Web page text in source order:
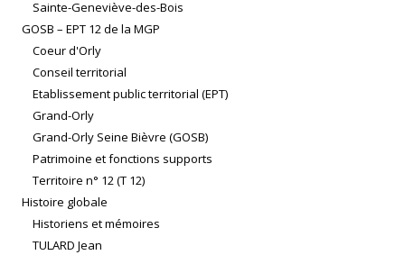
Sainte-Geneviève-des-Bois
GOSB – EPT 12 de la MGP
Coeur d'Orly
Conseil territorial
Etablissement public territorial (EPT)
Grand-Orly
Grand-Orly Seine Bièvre (GOSB)
Patrimoine et fonctions supports
Territoire n° 12 (T 12)
Histoire globale
Historiens et mémoires
TULARD Jean